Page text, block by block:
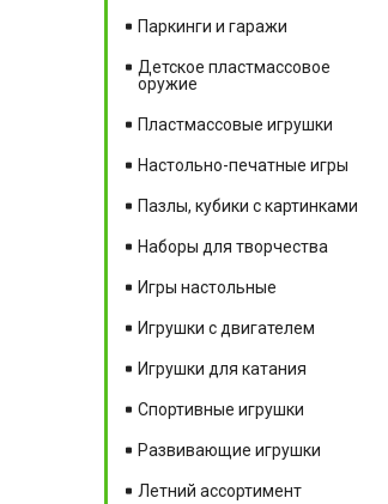
Паркинги и гаражи
Детское пластмассовое
оружие
Пластмассовые игрушки
Настольно-печатные игры
Пазлы, кубики с картинками
Наборы для творчества
Игры настольные
Игрушки с двигателем
Игрушки для катания
Спортивные игрушки
Развивающие игрушки
Летний ассортимент